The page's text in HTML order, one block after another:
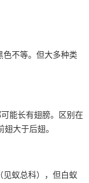
不等。但大多种类
能长有翅膀。区别在
大于后翅。
蚁总科），但白蚁